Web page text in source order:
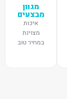
מגוון
מבצעים
איכות
מצוינת
במחיר טוב